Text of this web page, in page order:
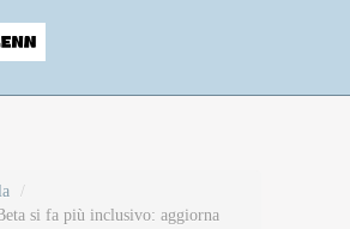
/
si fa più inclusivo: aggiorna